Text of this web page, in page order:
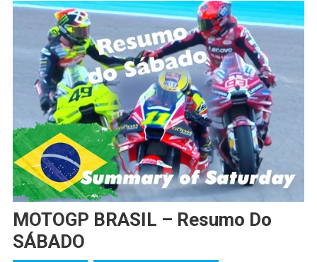
MOTOGP BRASIL – Resumo Do
SÁBADO